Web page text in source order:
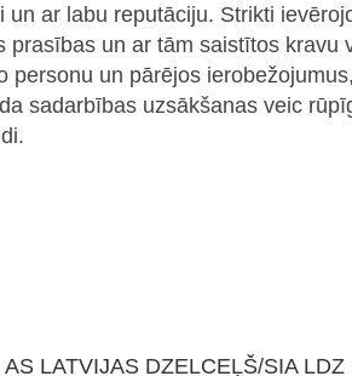
un ar labu reputāciju. Strikti
prasības un ar tām saistītos kravu
personu un pārējos
sadarbības uzsākšanas veic
AS LATVIJAS DZELCEĻŠ/SIA LDZ